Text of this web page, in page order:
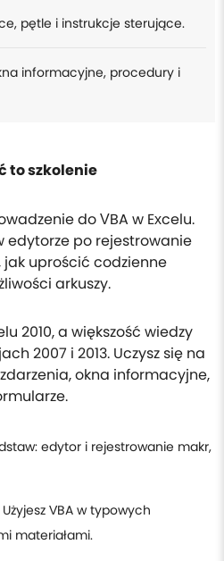
pętle i instrukcje sterujące.
informacyjne, procedury i
to szkolenie
do VBA w Excelu.
edytorze po rejestrowanie
jak uprościć codzienne
arkuszy.
2010, a większość wiedzy
2007 i 2013. Uczysz się na
okna informacyjne,
edytor i rejestrowanie makr,
VBA w typowych
materiałami.